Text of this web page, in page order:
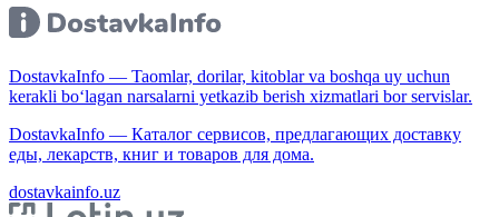
DostavkaInfo — Taomlar, dorilar, kitoblar va boshqa uy uchun
kerakli bo‘lagan narsalarni yetkazib berish xizmatlari bor servislar.
DostavkaInfo — Каталог сервисов, предлагающих доставку
еды, лекарств, книг и товаров для дома.
dostavkainfo.uz